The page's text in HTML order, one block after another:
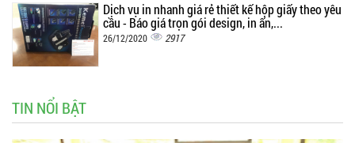
Dịch vụ in nhanh giá rẻ thiết kế hộp giấy theo yêu
cầu - Báo giá trọn gói design, in ấn,...
26/12/2020 2917
TIN NỔI BẬT